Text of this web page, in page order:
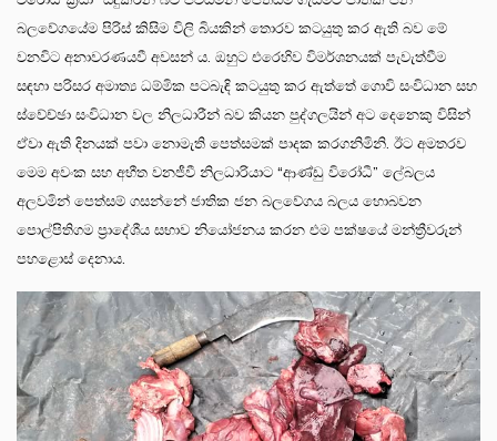
බලවේගයේම පිරිස් කිසිම විලි බියකින් තොරව කටයුතු කර ඇති බව මේ
වනවිට අනාවරණයවී අවසන් ය. ඔහුට එරෙහිව විමර්ශනයක් පැවැත්වීම
සඳහා පරිසර අමාත්‍ය ධම්මික පටබැඳි කටයුතු කර ඇත්තේ ගොවි සංවිධාන සහ
ස්වේච්ඡා සංවිධාන වල නිලධාරීන් බව කියන පුද්ගලයින් අට දෙනෙකු විසින්
ඒවා ඇති දිනයක් පවා නොමැති පෙත්සමක් පාදක කරගනිමිනි. ඊට අමතරව
මෙම අවංක සහ අභීත වනජීවී නිලධාරියාට “ආණ්ඩු විරෝධී” ලේබලය
අලවමින් පෙත්සම් ගසන්නේ ජාතික ජන බලවේගය බලය හොබවන
පොල්පිතිගම ප්‍රාදේශීය සභාව නියෝජනය කරන එම පක්ෂයේ මන්ත්‍රීවරුන්‌
පහළොස් දෙනාය.